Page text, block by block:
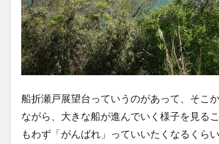
船折瀬戸展望台っていうのがあって、そこ
ながら、大きな船が進んでいく様子を見る
もわず「がんばれ」っていいたくなるくら